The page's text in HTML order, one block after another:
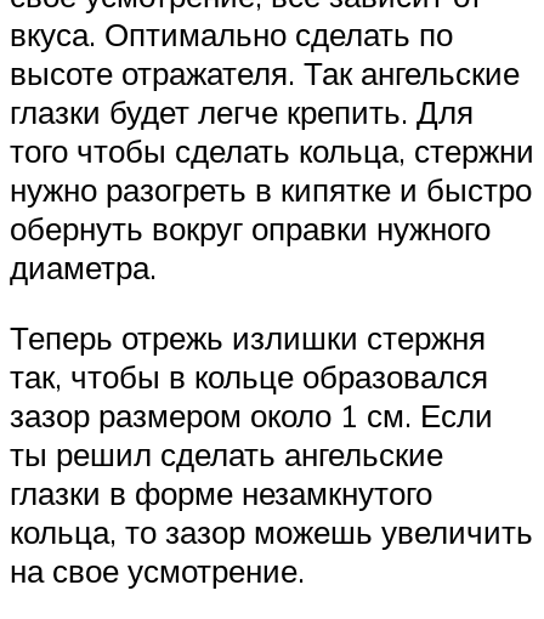
вкуса. Оптимально сделать по
высоте отражателя. Так ангельские
глазки будет легче крепить. Для
того чтобы сделать кольца, стержни
нужно разогреть в кипятке и быстро
обернуть вокруг оправки нужного
диаметра.
Теперь отрежь излишки стержня
так, чтобы в кольце образовался
зазор размером около 1 см. Если
ты решил сделать ангельские
глазки в форме незамкнутого
кольца, то зазор можешь увеличить
на свое усмотрение.